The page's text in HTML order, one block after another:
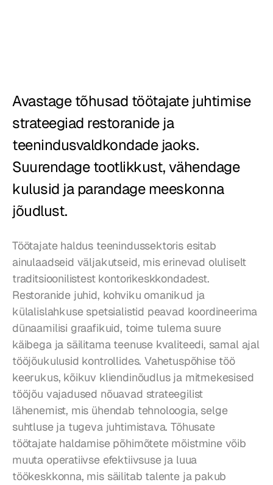
Kõrtsid
Pagariärid
Toitlustus
Hinnad
Avastage tõhusad töötajate juhtimise
strateegiad restoranide ja
teenindusvaldkondade jaoks.
Suurendage tootlikkust, vähendage
kulusid ja parandage meeskonna
jõudlust.
Töötajate haldus teenindussektoris esitab
ainulaadseid väljakutseid, mis erinevad oluliselt
traditsioonilistest kontorikeskkondadest.
Restoranide juhid, kohviku omanikud ja
külalislahkuse spetsialistid peavad koordineerima
dünaamilisi graafikuid, toime tulema suure
käibega ja säilitama teenuse kvaliteedi, samal ajal
tööjõukulusid kontrollides. Vahetuspõhise töö
keerukus, kõikuv kliendinõudlus ja mitmekesised
tööjõu vajadused nõuavad strateegilist
lähenemist, mis ühendab tehnoloogia, selge
suhtluse ja tugeva juhtimistava. Tõhusate
töötajate haldamise põhimõtete mõistmine võib
muuta operatiivse efektiivsuse ja luua
töökeskkonna, mis säilitab talente ja pakub